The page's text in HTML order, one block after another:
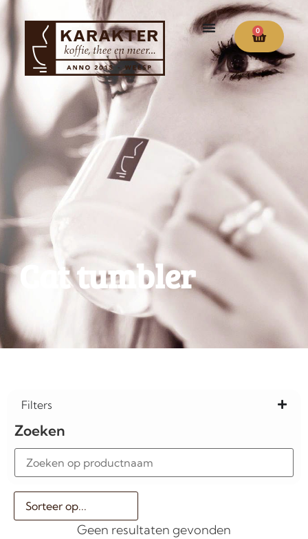
0
Cat tumbler
Filters
Zoeken
Geen resultaten gevonden